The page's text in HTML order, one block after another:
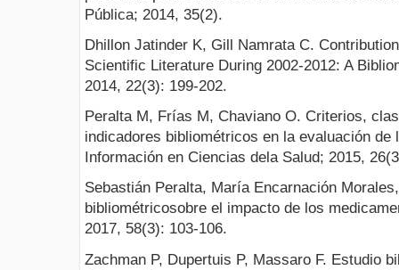
Pública; 2014, 35(2).
Dhillon Jatinder K, Gill Namrata C.
Scientific Literature During 2002-2012: A
2014, 22(3): 199-202.
Peralta M, Frías M, Chaviano O. Criterios,
indicadores bibliométricos en la evaluación
Información en Ciencias dela Salud; 2015,
Sebastián Peralta, María Encarnación
bibliométricosobre el impacto de los
2017, 58(3): 103-106.
Zachman P, Dupertuis P, Massaro F. Estudio